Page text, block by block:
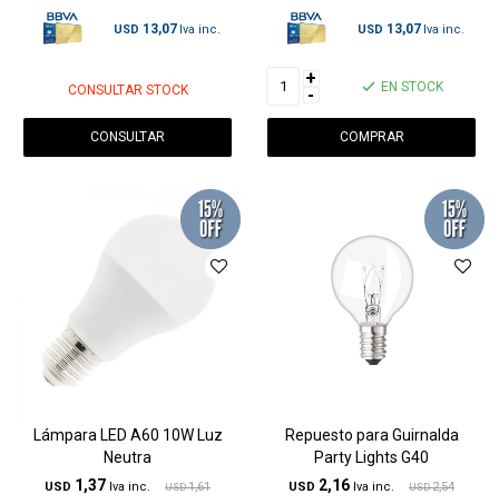
USD 13,07
CONSULTAR STOCK
CONSULTAR
USD 13,07
+
- EN STOCK
Lámpara LED A60 10W Luz
Neutra
USD 1,37 USD 1,61
Repuesto para Guirnalda
Party Lights G40
USD 2,16 USD 2,54